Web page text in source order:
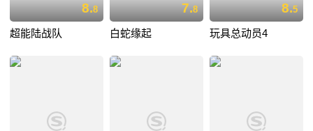
8.8
超能陆战队
7.8
白蛇缘起
8.5
玩具总动员4